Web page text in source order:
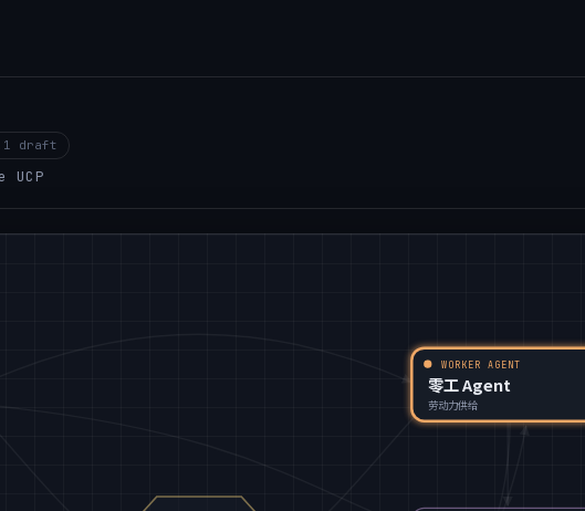
draft
UCP
WORKER AGENT
零工 Agent
劳动力供给